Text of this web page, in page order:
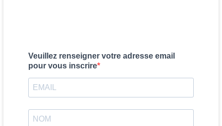
Veuillez renseigner votre adresse email
pour vous inscrire